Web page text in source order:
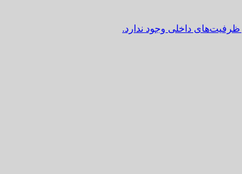
داخلی وجود ندارد.